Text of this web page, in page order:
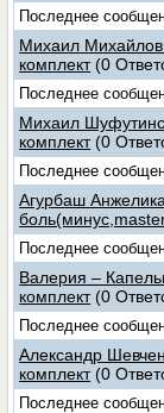
Последнее
Михаил Михайлов
комплект (0
Последнее
Михаил
комплект (0
Последнее
Агурбаш
Последнее
Валерия –
комплект (0
Последнее
Александр
комплект (0
Последнее